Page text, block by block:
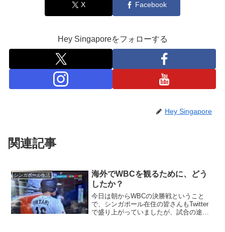
X Facebook
Hey Singaporeをフォローする
Hey Singapore
関連記事
シンガポール生活
海外でWBCを観るために、どう
したか？
今日は朝からWBCの決勝戦ということ
で、シンガポール在住の皆さんもTwitter
で盛り上がっていましたが、試合の途中